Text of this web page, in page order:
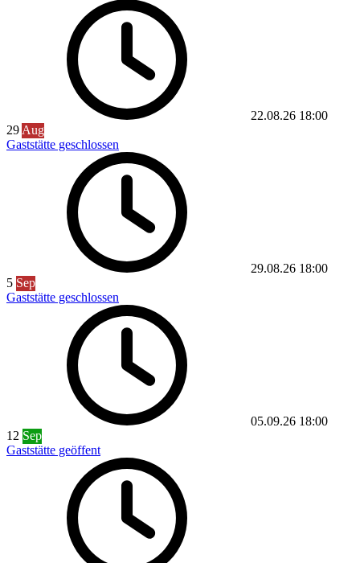
22.08.26 18:00
29 Aug
Gaststätte geschlossen
29.08.26 18:00
5 Sep
Gaststätte geschlossen
05.09.26 18:00
12 Sep
Gaststätte geöffent